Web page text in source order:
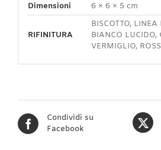
Dimensioni
6 × 6 × 5 cm
RIFINITURA
BISCOTTO,
BIANCO LUCIDO,
VERMIGLIO,
Condividi su
Facebook